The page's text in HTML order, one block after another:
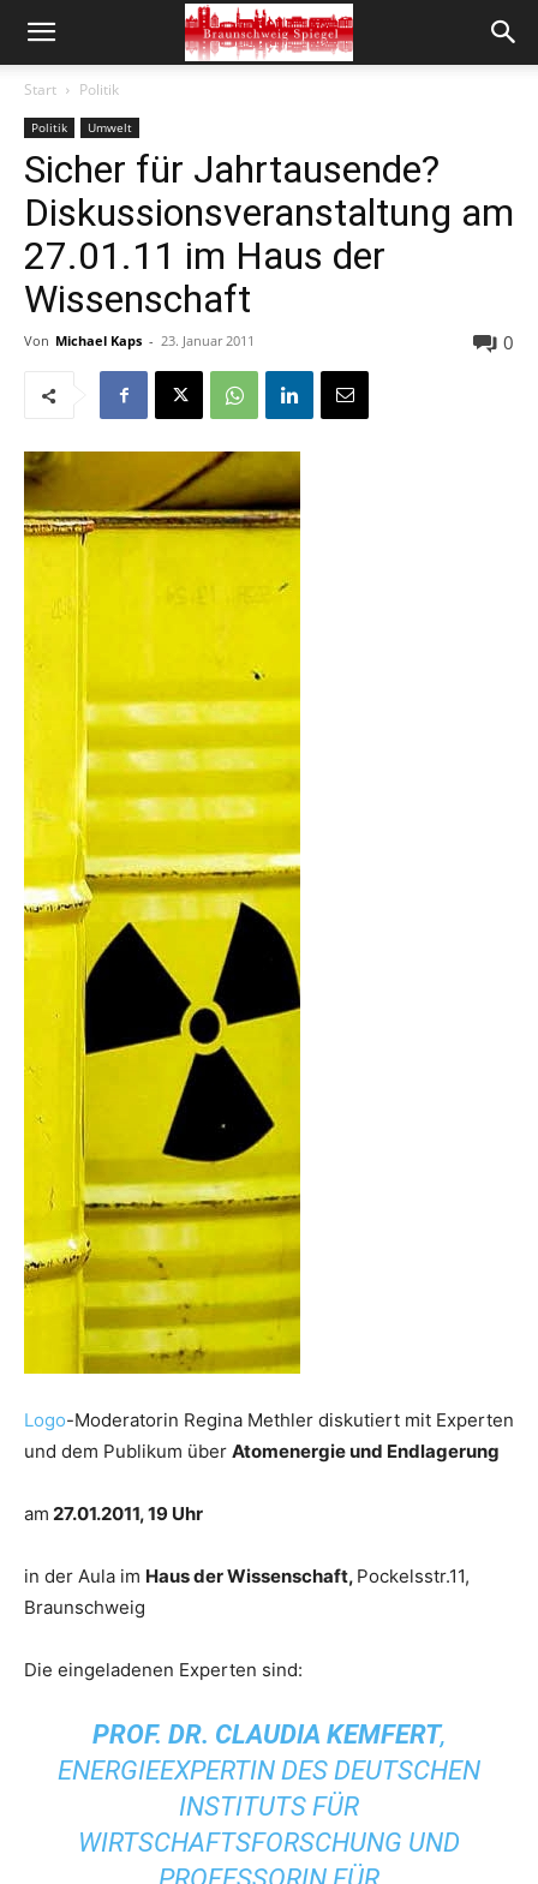
Start Politik
Politik Umwelt
Sicher für Jahrtausende?
Diskussionsveranstaltung am
27.01.11 im Haus der
Wissenschaft
Von Michael Kaps - 23. Januar 2011 0
Logo-Moderatorin Regina Methler diskutiert mit Experten
und dem Publikum über Atomenergie und Endlagerung
am 27.01.2011, 19 Uhr
in der Aula im Haus der Wissenschaft, Pockelsstr.11,
Braunschweig
Die eingeladenen Experten sind:
PROF. DR. CLAUDIA KEMFERT,
ENERGIEEXPERTIN DES DEUTSCHEN
INSTITUTS FÜR
WIRTSCHAFTSFORSCHUNG UND